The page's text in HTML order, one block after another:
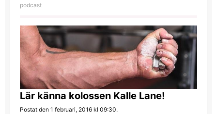
podcast
Lär känna kolossen Kalle Lane!
Postat den 1 februari, 2016 kl 09:30.